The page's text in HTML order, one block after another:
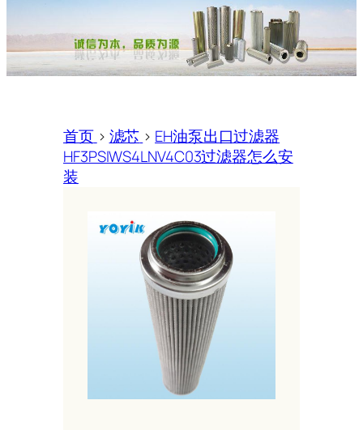
首页 > 滤芯 > EH油泵出口过滤器
HF3PSIWS4LNV4C03过滤器怎么安
装